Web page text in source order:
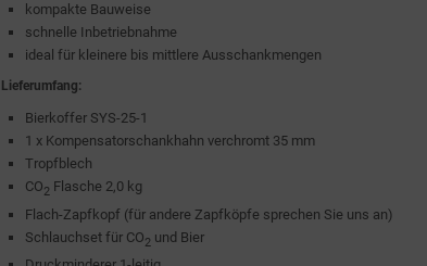
kompakte Bauweise
schnelle Inbetriebnahme
ideal für kleinere bis mittlere Ausschankmengen
Lieferumfang:
Bierkoffer SYS-25-1
1 x Kompensatorschankhahn verchromt 35 mm
Tropfblech
CO2 Flasche 2,0 kg
Flach-Zapfkopf (für andere Zapfköpfe sprechen Sie uns an)
Schlauchset für CO2 und Bier